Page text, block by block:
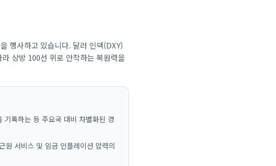
행사하고 있습니다. 달러 인덱(DXY)
상방 100선 위로 안착하는 복원력을
록하는 등 주요국 대비 차별화된 경
서비스 및 임금 인플레이션 압력의